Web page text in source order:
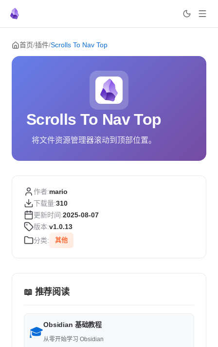
Skip to content
首页/插件/Scrolls To Nav Top
Scrolls To Nav Top
将文件资源管理器滚动到顶部位置。
作者:mario
下载量:310
更新时间:2025-08-07
版本:v1.0.13
分类:
其他
📖 推荐阅读
🎓
Obsidian 基础教程
从零开始学习 Obsidian